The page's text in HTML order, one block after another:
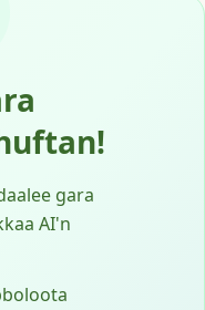
gara
AI'n